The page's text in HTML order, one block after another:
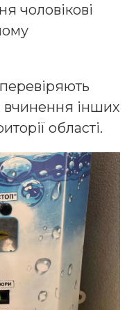
чоловікові
вчинення інших
області.